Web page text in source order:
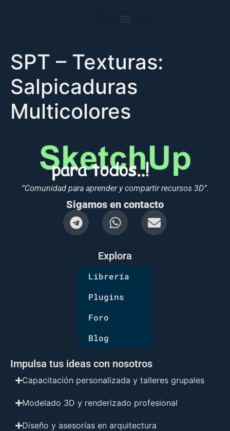
SPT – Texturas:
Salpicaduras
Multicolores
“Comunidad para aprender y compartir recursos 3D”.
Sigamos en contacto
Explora
Librería
Plugins
Foro
Blog
Impulsa tus ideas con nosotros
Capacitación personalizada y talleres grupales
Modelado 3D y renderizado profesional
Diseño y asesorías en arquitectura